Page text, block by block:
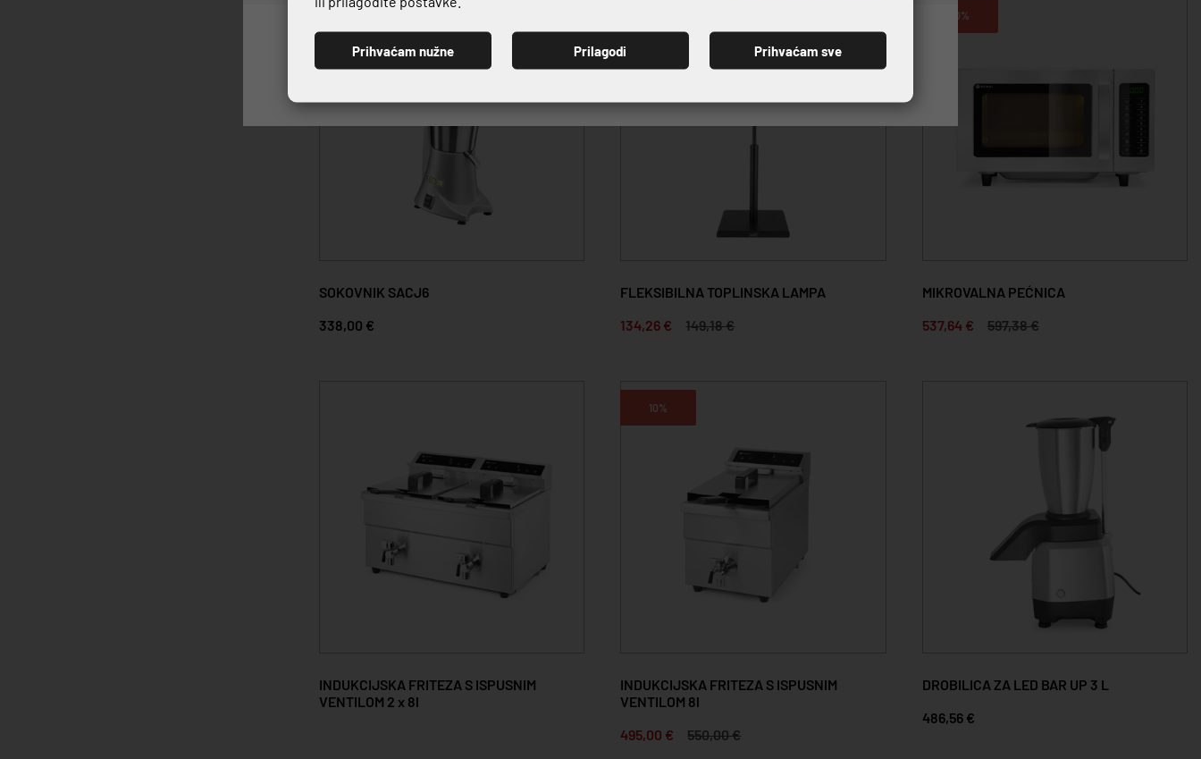
SOKOVNIK SACJ6
338,00 €
FLEKSIBILNA TOPLINSKA LAMPA
134,26 €
149,18 €
10%
MIKROVALNA PEĆNICA
537,64 €
597,38 €
INDUKCIJSKA FRITEZA S ISPUSNIM
VENTILOM 2 x 8l
10%
INDUKCIJSKA FRITEZA S ISPUSNIM
VENTILOM 8l
495,00 €
550,00 €
DROBILICA ZA LED BAR UP 3 L
486,56 €
PRIJAVI SE
Prihvaćam nužne Prilagodi Prihvaćam sve